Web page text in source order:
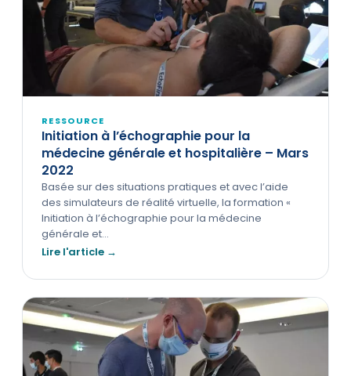
RESSOURCE
Initiation à l’échographie pour la
médecine générale et hospitalière – Mars
2022
Basée sur des situations pratiques et avec l’aide
des simulateurs de réalité virtuelle, la formation «
Initiation à l’échographie pour la médecine
générale et…
Lire l'article →